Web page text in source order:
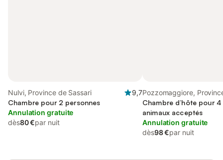
Nulvi, Province de Sassari
9,7
Chambre pour 2 personnes
Annulation gratuite
dès80 €par nuit
Pozzomaggiore,
Sassari
Chambre d’hôte pour
animaux acceptés
Annulation gratuite
dès98 €par nuit